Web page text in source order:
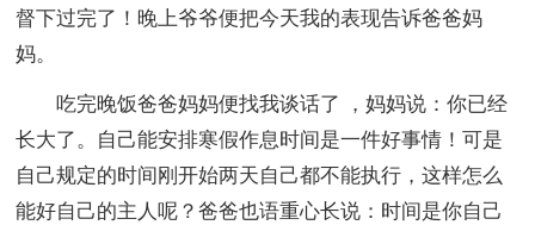
督下过完了！晚上爷爷便把今天我的表现告诉爸爸妈
妈。
吃完晚饭爸爸妈妈便找我谈话了 ，妈妈说：你已经
长大了。自己能安排寒假作息时间是一件好事情！可是
自己规定的时间刚开始两天自己都不能执行，这样怎么
能好自己的主人呢？爸爸也语重心长说：时间是你自己